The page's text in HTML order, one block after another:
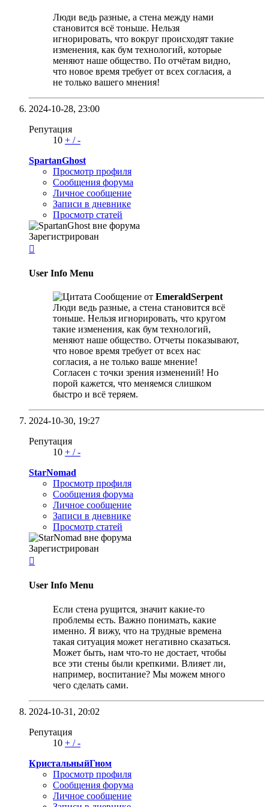
Люди ведь разные, а стена между нами
становится всё тоньше. Нельзя
игнорировать, что вокруг происходят такие
изменения, как бум технологий, которые
меняют наше общество. По отчётам видно,
что новое время требует от всех согласия, а
не только вашего мнения!
2024-10-28, 23:00
Репутация
10 + /-
SpartanGhost
Просмотр профиля
Сообщения форума
Личное сообщение
Записи в дневнике
Просмотр статей
Зарегистрирован

User Info Menu
Сообщение от EmeraldSerpent
Люди ведь разные, а стена становится всё
тоньше. Нельзя игнорировать, что кругом
такие изменения, как бум технологий,
меняют наше общество. Отчеты показывают,
что новое время требует от всех нас
согласия, а не только ваше мнение!
Согласен с точки зрения изменений! Но
порой кажется, что меняемся слишком
быстро и всё теряем.
2024-10-30, 19:27
Репутация
10 + /-
StarNomad
Просмотр профиля
Сообщения форума
Личное сообщение
Записи в дневнике
Просмотр статей
Зарегистрирован

User Info Menu
Если стена рущится, значит какие-то
проблемы есть. Важно понимать, какие
именно. Я вижу, что на трудные времена
такая ситуация может негативно сказаться.
Может быть, нам что-то не достает, чтобы
все эти стены были крепкими. Влияет ли,
например, воспитание? Мы можем много
чего сделать сами.
2024-10-31, 20:02
Репутация
10 + /-
КристальныйГном
Просмотр профиля
Сообщения форума
Личное сообщение